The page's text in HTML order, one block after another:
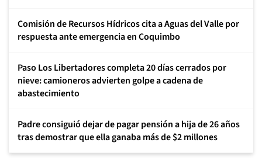
Comisión de Recursos Hídricos cita a Aguas del Valle por
respuesta ante emergencia en Coquimbo
Paso Los Libertadores completa 20 días cerrados por
nieve: camioneros advierten golpe a cadena de
abastecimiento
Padre consiguió dejar de pagar pensión a hija de 26 años
tras demostrar que ella ganaba más de $2 millones